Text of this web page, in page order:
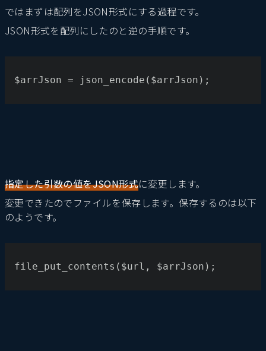
ではまずは配列をJSON形式にする過程です。
JSON形式を配列にしたのと逆の手順です。
$arrJson = json_encode($arrJson);
指定した引数の値をJSON形式に変更します。
変更できたのでファイルを保存します。保存するのは以下
のようです。
file_put_contents($url, $arrJson);